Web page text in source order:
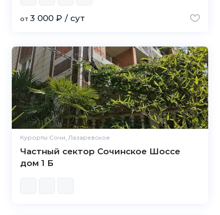
от 3 000 ₽ / сут
Курорты Сочи, Лазаревское
Частный сектор Сочинское Шоссе
дом 1 Б